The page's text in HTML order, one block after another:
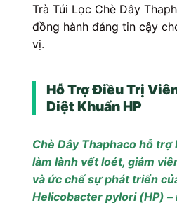
Trà Túi Lọc Chè Dây
đồng hành đáng tin cậy
vị.
Hỗ Trợ Điều Trị
Diệt Khuẩn HP
Chè Dây Thaphaco hỗ
làm lành vết loét, giảm
và ức chế sự phát triển
Helicobacter pylori (HP)